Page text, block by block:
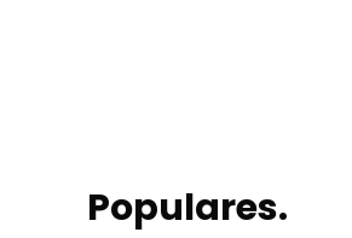
Populares.